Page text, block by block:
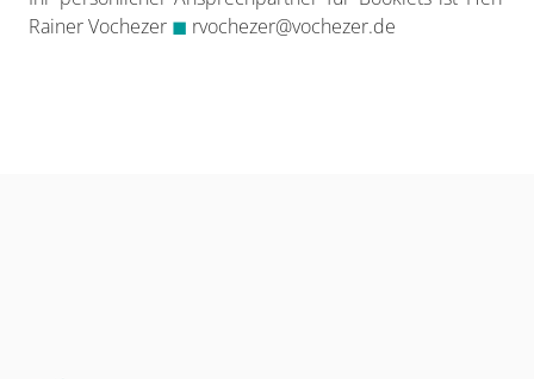
Rainer Vochezer ◼ rvochezer@vochezer.de